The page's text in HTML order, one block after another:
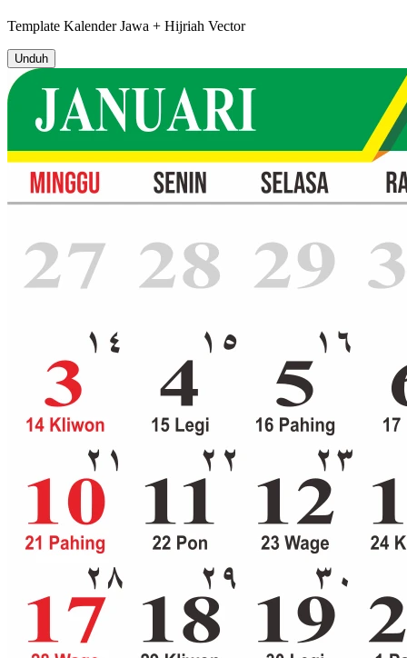
Template Kalender Jawa + Hijriah Vector
Unduh